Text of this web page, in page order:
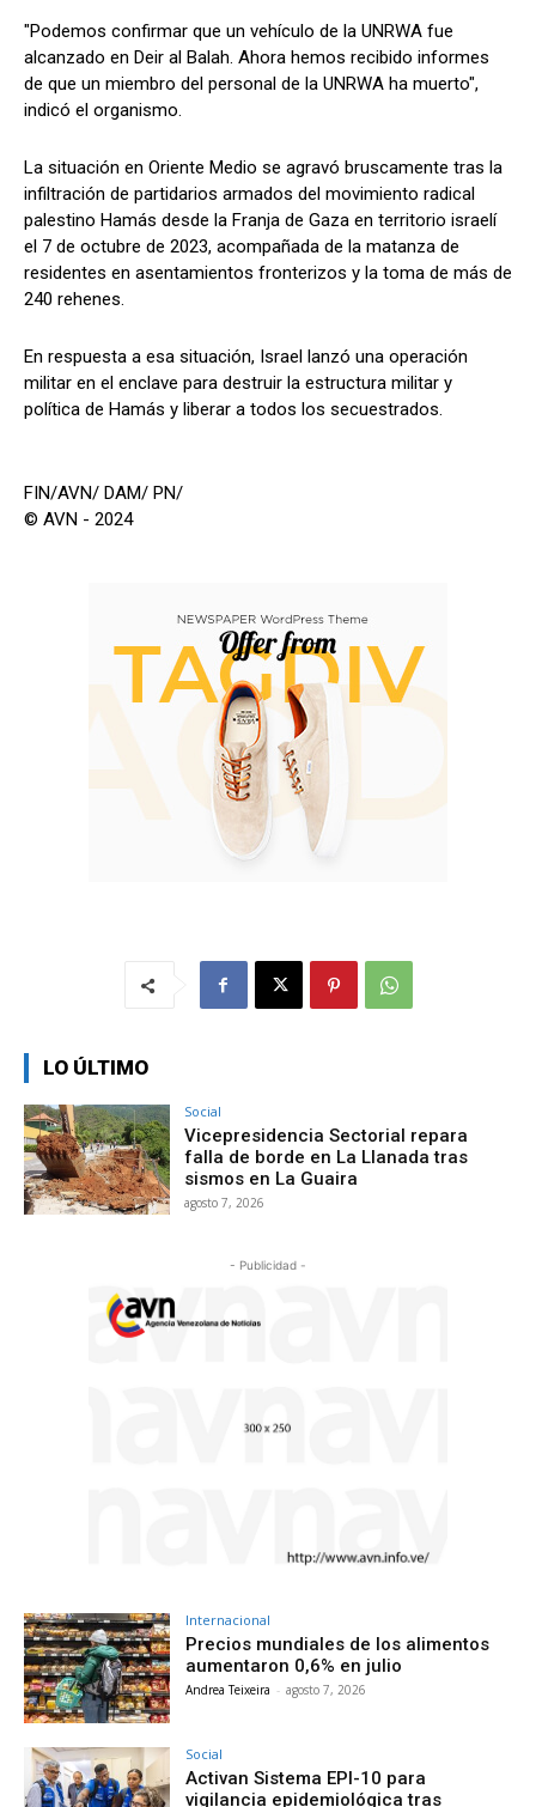
"Podemos confirmar que un vehículo de la UNRWA fue
alcanzado en Deir al Balah. Ahora hemos recibido informes
de que un miembro del personal de la UNRWA ha muerto",
indicó el organismo.
La situación en Oriente Medio se agravó bruscamente tras la
infiltración de partidarios armados del movimiento radical
palestino Hamás desde la Franja de Gaza en territorio israelí
el 7 de octubre de 2023, acompañada de la matanza de
residentes en asentamientos fronterizos y la toma de más de
240 rehenes.
En respuesta a esa situación, Israel lanzó una operación
militar en el enclave para destruir la estructura militar y
política de Hamás y liberar a todos los secuestrados.
FIN/AVN/ DAM/ PN/
© AVN - 2024
LO ÚLTIMO
Social
Vicepresidencia Sectorial repara
falla de borde en La Llanada tras
sismos en La Guaira
agosto 7, 2026
- Publicidad -
Internacional
Precios mundiales de los alimentos
aumentaron 0,6% en julio
Andrea Teixeira - agosto 7, 2026
Social
Activan Sistema EPI-10 para
vigilancia epidemiológica tras